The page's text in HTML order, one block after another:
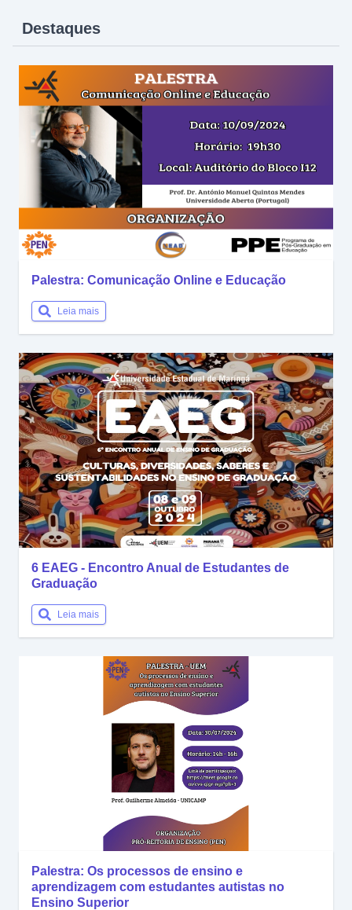
Destaques
Palestra: Comunicação Online e Educação
Leia mais
6 EAEG - Encontro Anual de Estudantes de
Graduação
Leia mais
Palestra: Os processos de ensino e
aprendizagem com estudantes autistas no
Ensino Superior